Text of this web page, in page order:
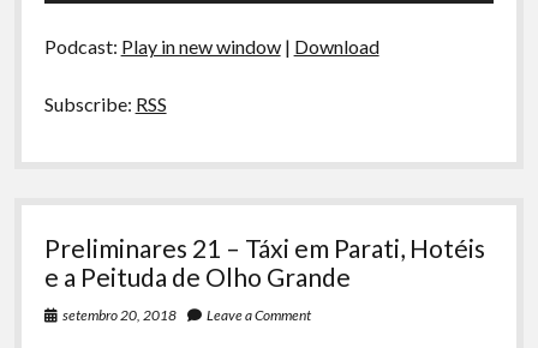
Podcast: Play in new window| Download
Subscribe: RSS
Preliminares 21 – Táxi em Parati, Hotéis
e a Peituda de Olho Grande
setembro 20, 2018 Leave a Comment